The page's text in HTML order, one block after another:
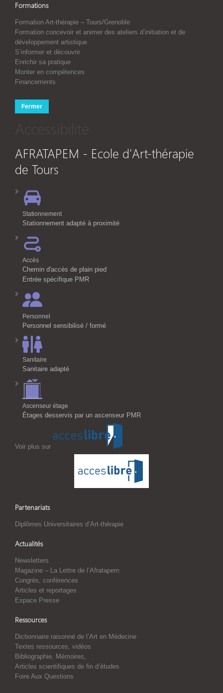
Formations
Formation Art-thérapie – Tours/Grenoble
Formation concevoir et animer des ateliers d’initiation et de
développement artistique
S’informer et découvrir
Enrichir sa pratique
Monter en compétences
Financements
Fermer
Accessibilité
AFRATAPEM - Ecole d'Art-thérapie
de Tours
Stationnement
Stationnement adapté à proximité
Accès
Chemin d'accès de plain pied
Entrée spécifique PMR
Personnel
Personnel sensibilisé / formé
Sanitaire
Sanitaire adapté
Ascenseur étage
Étages desservis par un ascenseur PMR
Voir plus sur
Partenariats
Diplômes Universitaires d’Art-thérapie
Actualités
Newsletters
Magazine – La Lettre de l’Afratapem
Congrès, conférences
Articles et reportages
Espace Presse
Ressources
Dictionnaire raisonné de l’Art en Médecine
Textes ressources, vidéos
Bibliographie, Mémoires,
Articles scientifiques de fin d’études
Foire Aux Questions